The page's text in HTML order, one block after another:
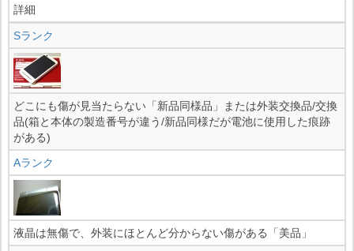
詳細
Sランク
どこにも傷が見当たらない「新品同様品」または外装交換品/交換
品(箱と本体の製造番号が違う/新品同様だが電池に使用した痕跡
がある)
Aランク
液晶は無傷で、外装にほとんど分からない傷がある「美品」